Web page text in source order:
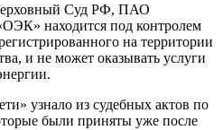
Суд РФ, ПАО
находится под контролем
на территории
и не может оказывать услуги
узнало из судебных актов по
были приняты уже после